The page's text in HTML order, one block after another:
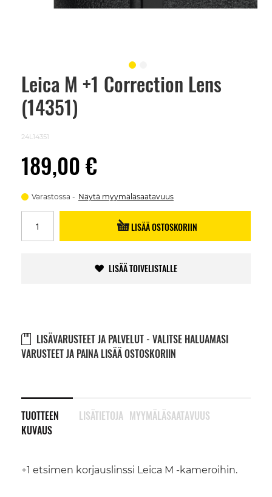
Leica M +1 Correction Lens
(14351)
24L14351
189,00 €
Varastossa Näytä myymäläsaatavuus
LISÄÄ OSTOSKORIIN
LISÄÄ TOIVELISTALLE
LISÄVARUSTEET JA PALVELUT - VALITSE HALUAMASI
VARUSTEET JA PAINA LISÄÄ OSTOSKORIIN
TUOTTEEN
KUVAUS
+1 etsimen korjauslinssi Leica M -kameroihin.
LISÄTIETOJA MYYMÄLÄSAATAVUUS
Skip
beginning
images